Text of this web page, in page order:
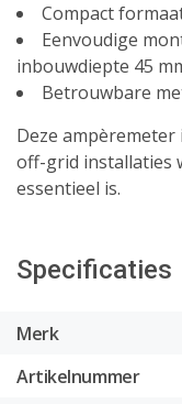
Compact
Eenvoudige
inbouwdiepte 45
Betrouwbare
Deze
off-grid installaties
essentieel is.
Specificaties
Merk
Artikelnummer